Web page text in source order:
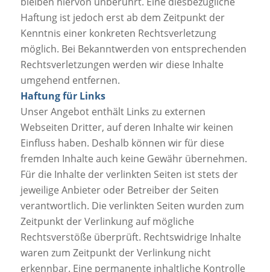
Haftung ist jedoch erst ab dem Zeitpunkt der
Kenntnis einer konkreten Rechtsverletzung
möglich. Bei Bekanntwerden von entsprechenden
Rechtsverletzungen werden wir diese Inhalte
umgehend entfernen.
Haftung für Links
Unser Angebot enthält Links zu externen
Webseiten Dritter, auf deren Inhalte wir keinen
Einfluss haben. Deshalb können wir für diese
fremden Inhalte auch keine Gewähr übernehmen.
Für die Inhalte der verlinkten Seiten ist stets der
jeweilige Anbieter oder Betreiber der Seiten
verantwortlich. Die verlinkten Seiten wurden zum
Zeitpunkt der Verlinkung auf mögliche
Rechtsverstöße überprüft. Rechtswidrige Inhalte
waren zum Zeitpunkt der Verlinkung nicht
erkennbar. Eine permanente inhaltliche Kontrolle